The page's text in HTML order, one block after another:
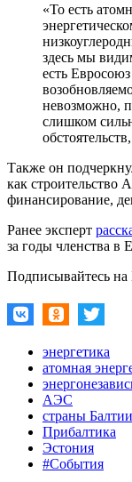
«То есть
здесь мы
есть
невозможно,
слишком
Также он
как строительство
финансирование,
Ранее эксперт
за годы членства в
Подписывайтесь на
энергетика
атомная
АЭС
страны Балтии
Прибалтика
Эстония
#События